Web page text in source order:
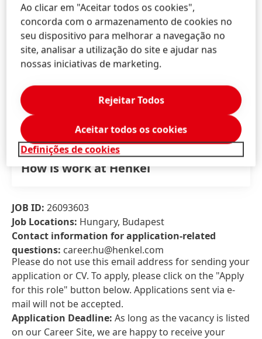
How is work at Henkel
JOB ID: 26093603
Job Locations: Hungary, Budapest
Contact information for application-related
questions: career.hu@henkel.com
Please do not use this email address for sending your
application or CV. To apply, please click on the "Apply
for this role" button below. Applications sent via e-
mail will not be accepted.
Application Deadline: As long as the vacancy is listed
on our Career Site, we are happy to receive your
Ao clicar em "Aceitar todos os cookies",
concorda com o armazenamento de cookies no
seu dispositivo para melhorar a navegação no
site, analisar a utilização do site e ajudar nas
nossas iniciativas de marketing.
Definições de cookies
Rejeitar Todos
Aceitar todos os cookies